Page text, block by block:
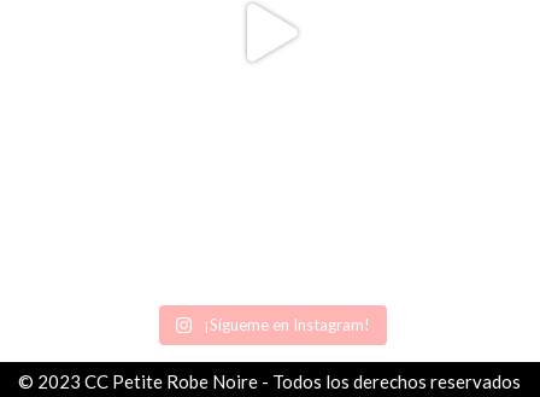
¡Sígueme en Instagram!
© 2023 CC Petite Robe Noire - Todos los derechos reservados